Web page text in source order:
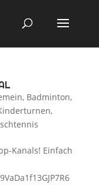
, Badminton,
,
Kanals! Einfach